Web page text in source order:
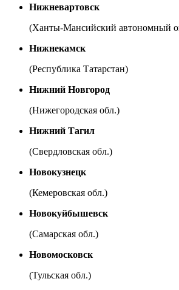
Нижневартовск
(Ханты-Мансийский автономный
Нижнекамск
(Республика Татарстан)
Нижний Новгород
(Нижегородская обл.)
Нижний Тагил
(Свердловская обл.)
Новокузнецк
(Кемеровская обл.)
Новокуйбышевск
(Самарская обл.)
Новомосковск
(Тульская обл.)